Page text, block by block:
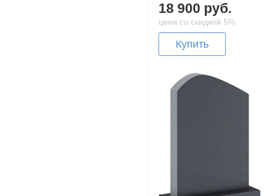
18 900 руб.
цена со скидкой 5%
Купить